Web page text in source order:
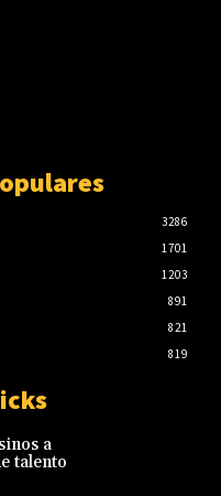
3286
1701
1203
891
821
819
a
talento